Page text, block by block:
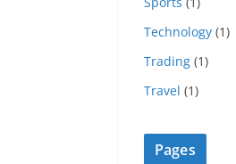
Technology (1)
Trading (1)
Travel (1)
Pages